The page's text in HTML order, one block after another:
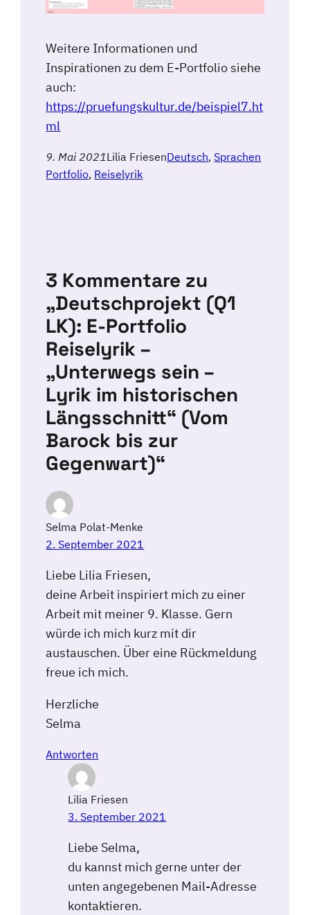
Weitere Informationen und
Inspirationen zu dem E-Portfolio siehe
auch:
https://pruefungskultur.de/beispiel7.ht
ml
9. Mai 2021Lilia FriesenDeutsch, Sprachen
Portfolio, Reiselyrik
3 Kommentare zu
„Deutschprojekt (Q1
LK): E-Portfolio
Reiselyrik –
„Unterwegs sein –
Lyrik im historischen
Längsschnitt“ (Vom
Barock bis zur
Gegenwart)“
Selma Polat-Menke
2. September 2021
Liebe Lilia Friesen,
deine Arbeit inspiriert mich zu einer
Arbeit mit meiner 9. Klasse. Gern
würde ich mich kurz mit dir
austauschen. Über eine Rückmeldung
freue ich mich.
Herzliche
Selma
Antworten
Lilia Friesen
3. September 2021
Liebe Selma,
du kannst mich gerne unter der
unten angegebenen Mail-Adresse
kontaktieren.